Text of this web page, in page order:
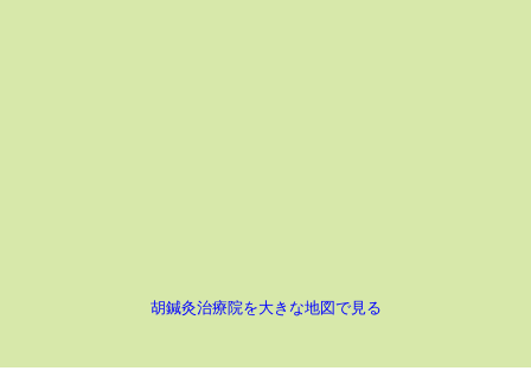
胡鍼灸治療院を大きな地図で見る